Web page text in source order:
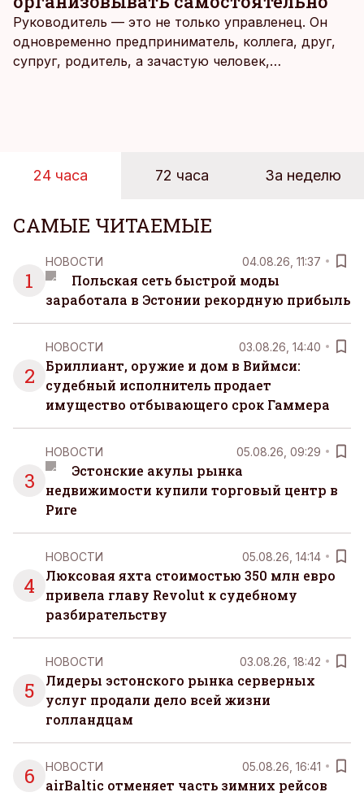
Руководитель — это не только управленец. Он
одновременно предприниматель, коллега, друг,
супруг, родитель, а зачастую человек,
человека. Поэтому от отдыха все чаще ждут не
чаще люди ищут возможность просто быть здесь
и сейчас — без необходимости все
организовывать, планировать и за все отвечать
самостоятельно.
24 часа 72 часа За неделю
САМЫЕ ЧИТАЕМЫЕ
1
НОВОСТИ 04.08.26, 11:37
Польская сеть быстрой моды
заработала в Эстонии рекордную прибыль
2
НОВОСТИ 03.08.26, 14:40
Бриллиант, оружие и дом в Виймси:
судебный исполнитель продает
имущество отбывающего срок Гаммера
3
НОВОСТИ 05.08.26, 09:29
Эстонские акулы рынка
недвижимости купили торговый центр в
Риге
4
НОВОСТИ 05.08.26, 14:14
Люксовая яхта стоимостью 350 млн евро
привела главу Revolut к судебному
разбирательству
5
НОВОСТИ 03.08.26, 18:42
Лидеры эстонского рынка серверных
услуг продали дело всей жизни
голландцам
6 НОВОСТИ 05.08.26, 16:41
airBaltic отменяет часть зимних рейсов